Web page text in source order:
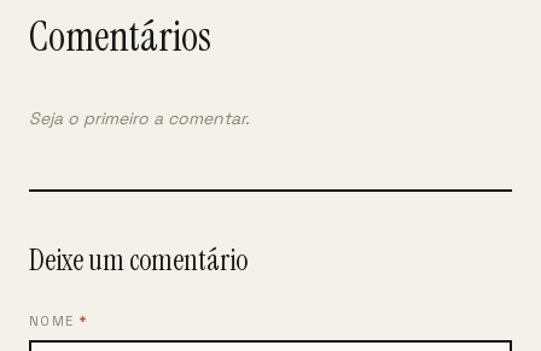
Comentários
Seja o primeiro a comentar.
Deixe um comentário
NOME *